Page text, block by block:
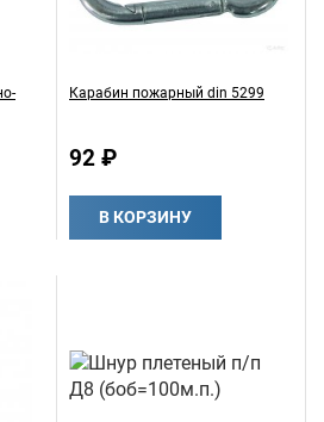
Карабин пожарный din 5299
92 ₽
В КОРЗИНУ